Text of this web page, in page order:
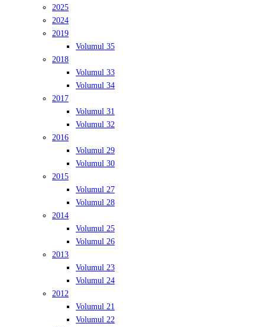
2025
2024
2019
Volumul 35
2018
Volumul 33
Volumul 34
2017
Volumul 31
Volumul 32
2016
Volumul 29
Volumul 30
2015
Volumul 27
Volumul 28
2014
Volumul 25
Volumul 26
2013
Volumul 23
Volumul 24
2012
Volumul 21
Volumul 22